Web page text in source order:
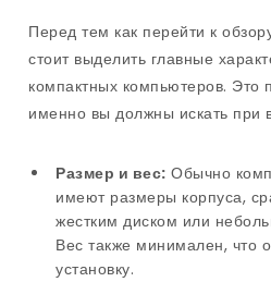
Перед тем как перейти к
стоит выделить главные
компактных компьютеров. Это
именно вы должны искать при
Размер и вес: Обычно
имеют размеры корпуса,
жестким диском или
Вес также минимален, что
установку.